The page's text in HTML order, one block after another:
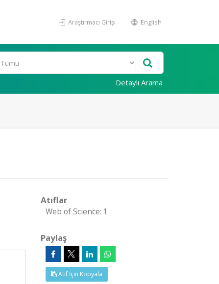
Araştırmacı Girişi English
Detaylı Arama
Atıflar
Web of Science: 1
Paylaş
Atıf İçin Kopyala